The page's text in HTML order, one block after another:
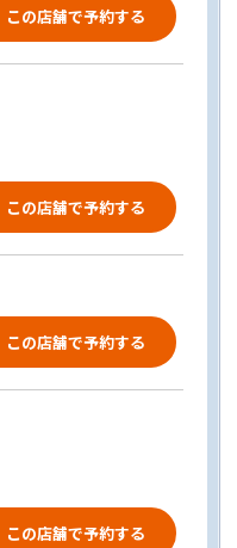
この店舗で予約する
この店舗で予約する
この店舗で予約する
この店舗で予約する